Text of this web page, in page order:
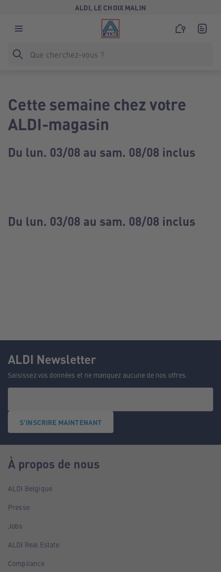
ALDI, LE CHOIX MALIN
Cette semaine chez votre
ALDI-magasin
Du lun. 03/08 au sam. 08/08 inclus
Du lun. 03/08 au sam. 08/08 inclus
ALDI Newsletter
Saisissez vos données et ne manquez aucune de nos offres.
S'INSCRIRE MAINTENANT
À propos de nous
ALDI Belgique
Presse
Jobs
ALDI Real Estate
Compliance